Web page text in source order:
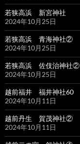
若狭高浜 新宮神社
2024年10月25日
若狭高浜 青海神社②
2024年10月25日
若狭高浜 佐伎治神社②
2024年10月25日
越前福井 福井神社60
2024年10月11日
越前丹生 賀茂神社②
2024年10月11日